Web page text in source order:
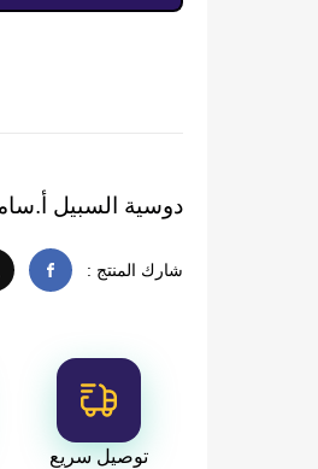
أ.سامر
2009
دوسية السبيل
شارك المنتج :
توصيل سريع